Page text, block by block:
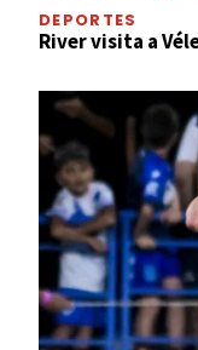
DEPORTES
River visita a